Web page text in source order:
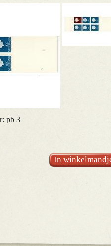
pb 3
In